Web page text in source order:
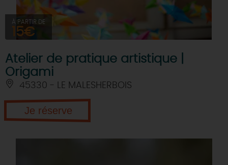
À PARTIR DE
15€
Atelier de pratique artistique |
Origami
45330 - LE MALESHERBOIS
Je réserve